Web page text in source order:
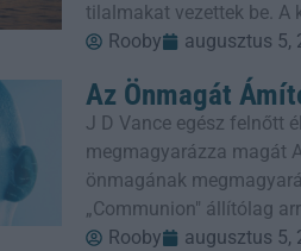
tilalmakat vezettek be. A
Rooby
augusztus 5,
Az Önmagát
J D Vance egész felnőtt
megmagyarázza magát
önmagának
„Communion" állítólag
Rooby
augusztus 5,